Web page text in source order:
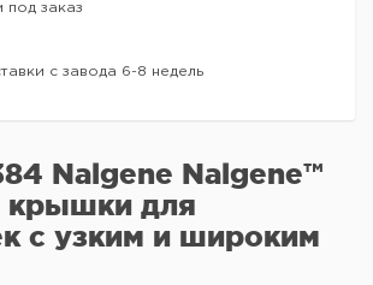
под заказ
с завода 6-8 недель
Nalgene Nalgene™
крышки для
с узким и широким